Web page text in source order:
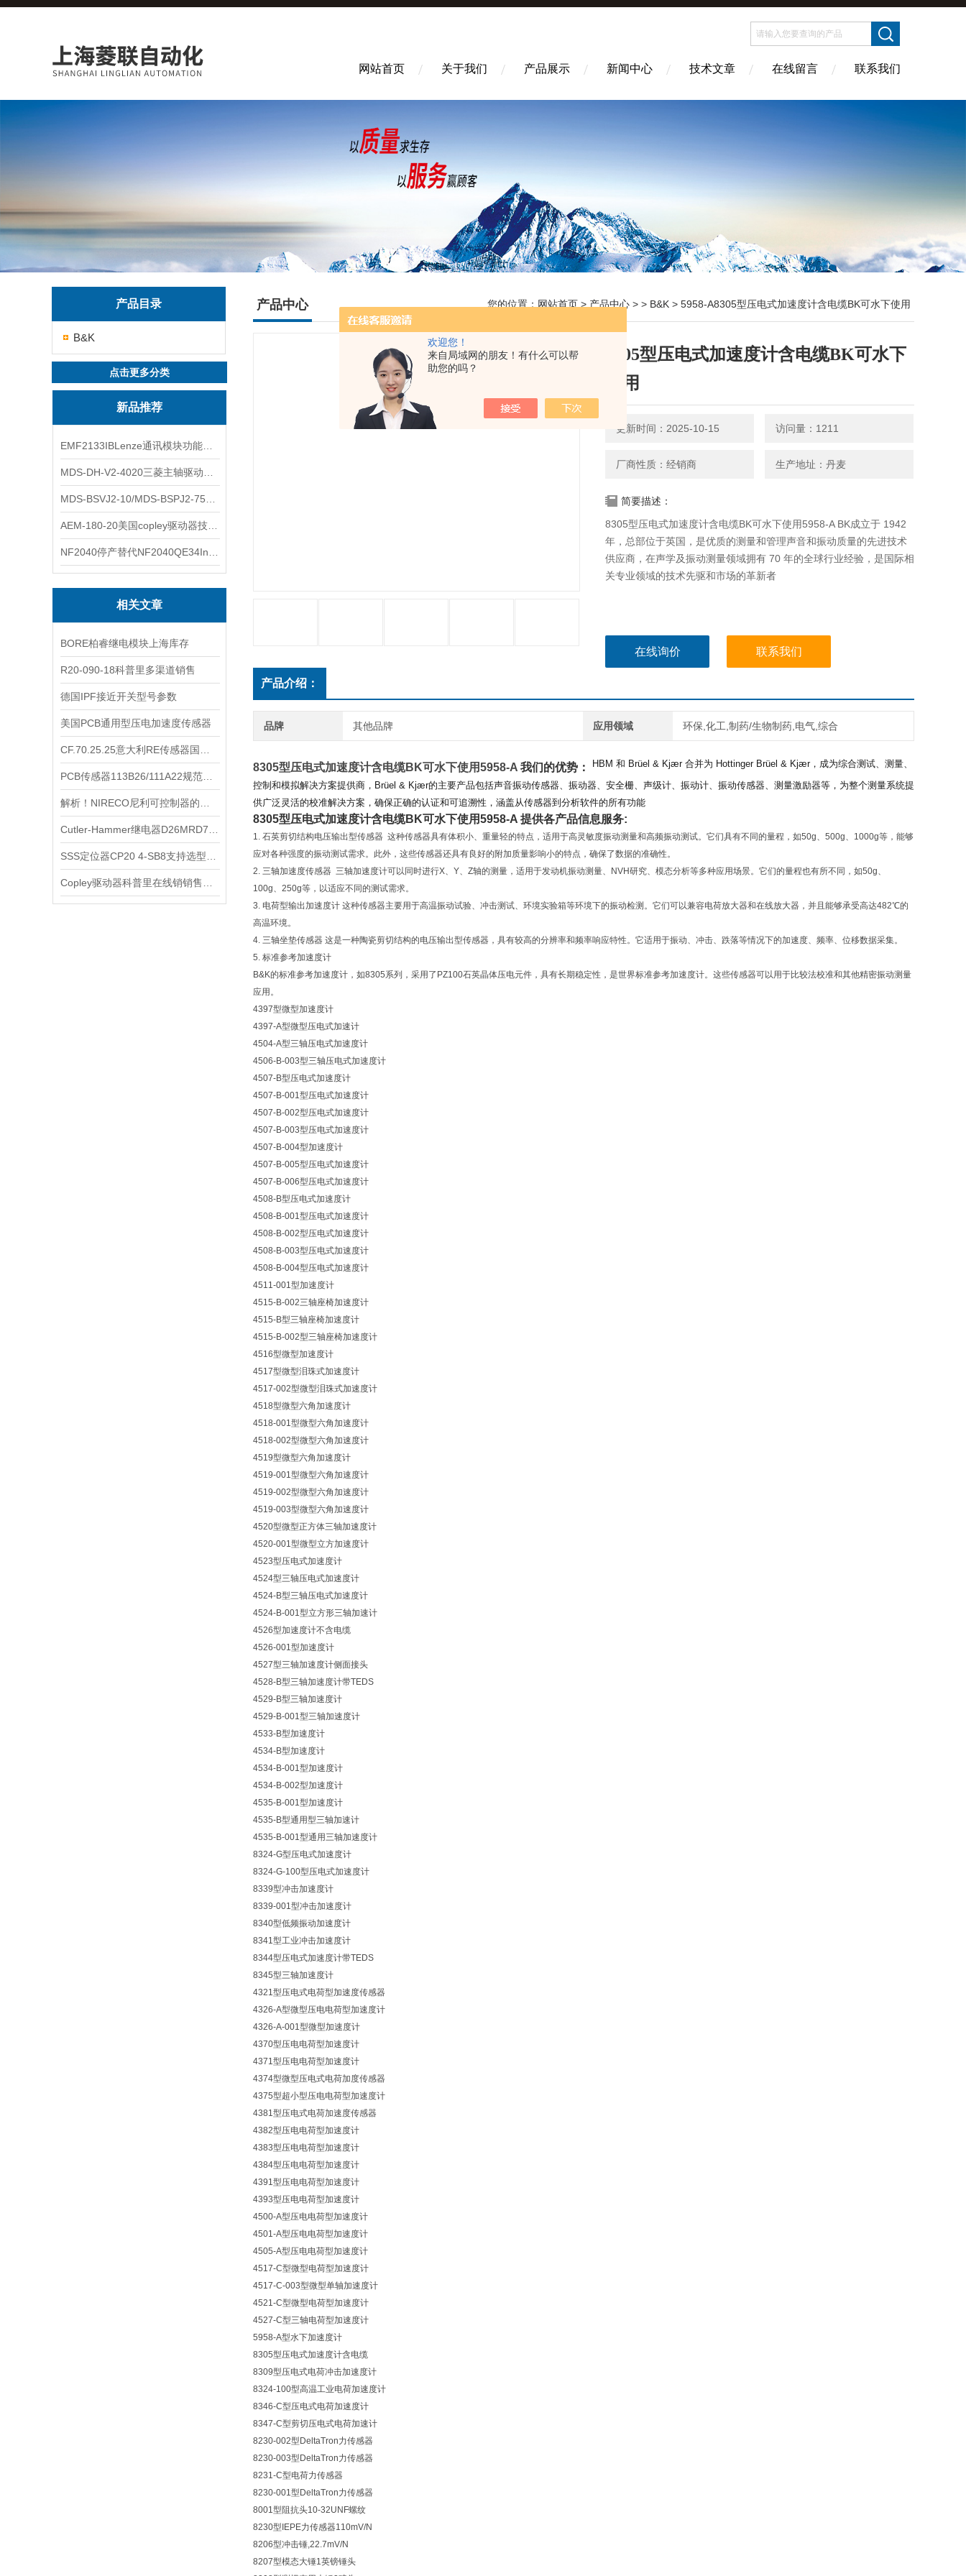
欢迎您！
来自局域网的朋友！有什么可以帮
助您的吗？
网站首页 关于我们 产品展示 新闻中心 技术文章 在线留言 联系我们
产品目录
B&K
点击更多分类
新品推荐
相关文章
BORE柏睿继电模块上海库存
R20-090-18科普里多渠道销售
德国IPF接近开关型号参数
美国PCB通用型压电加速度传感器
产品中心 您的位置： 网站首页 > 产品中心 > > B&K > 5958-A8305型压电式加速度计含电缆BK可水下使用
8305型压电式加速度计含电缆BK可水下
使用
更新时间：2025-10-15 访问量：1211
厂商性质：经销商 生产地址：丹麦
简要描述：
8305型压电式加速度计含电缆BK可水下使用5958-A BK成立于 1942
年，总部位于英国，是优质的测量和管理声音和振动质量的先进技术
供应商，在声学及振动测量领域拥有 70 年的全球行业经验，是国际相
关专业领域的技术先驱和市场的革新者
在线询价 联系我们
产品介绍：
品牌 其他品牌 应用领域 环保,化工,制药/生物制药,电气,综合
8305型压电式加速度计含电缆BK可水下使用5958-A 我们的优势： HBM 和 Brüel & Kjær 合并为 Hottinger Brüel & Kjær， 成为综合测试、测量、
控制和模拟解决方案提供商， Brüel & Kjær的主要产品包括声音振动传感器、振动器、安全栅、声级计、振动计、振动传感器、测量激励器等，为整个测量系统提
供广泛灵活的校准解决方案，确保正确的认证和可追溯性，涵盖从传感器到分析软件的所有功能
8305型压电式加速度计含电缆BK可水下使用5958-A 提供各产品信息服务:
1. 石英剪切结构电压输出型传感器 这种传感器具有体积小、重量轻的特点，适用于高灵敏度振动测量和高频振动测试。它们具有不同的量程，如50g、500g、1000g等，能够
应对各种强度的振动测试需求。此外，这些传感器还具有良好的附加质量影响小的特点，确保了数据的准确性。
2. 三轴加速度传感器 三轴加速度计可以同时进行X、Y、Z轴的测量，适用于发动机振动测量、NVH研究、模态分析等多种应用场景。它们的量程也有所不同，如50g、
100g、250g等，以适应不同的测试需求。
3. 电荷型输出加速度计 这种传感器主要用于高温振动试验、冲击测试、环境实验箱等环境下的振动检测。它们可以兼容电荷放大器和在线放大器，并且能够承受高达482℃的
高温环境。
4. 三轴坐垫传感器 这是一种陶瓷剪切结构的电压输出型传感器，具有较高的分辨率和频率响应特性。它适用于振动、冲击、跌落等情况下的加速度、频率、位移数据采集。
5. 标准参考加速度计
B&K的标准参考加速度计，如8305系列，采用了PZ100石英晶体压电元件，具有长期稳定性，是世界标准参考加速度计。这些传感器可以用于比较法校准和其他精密振动测量
应用。
4397型微型加速度计
4397-A型微型压电式加速计
4504-A型三轴压电式加速度计
4506-B-003型三轴压电式加速度计
4507-B型压电式加速度计
4507-B-001型压电式加速度计
4507-B-002型压电式加速度计
4507-B-003型压电式加速度计
4507-B-004型加速度计
4507-B-005型压电式加速度计
4507-B-006型压电式加速度计
4508-B型压电式加速度计
4508-B-001型压电式加速度计
4508-B-002型压电式加速度计
4508-B-003型压电式加速度计
4508-B-004型压电式加速度计
4511-001型加速度计
4515-B-002三轴座椅加速度计
4515-B型三轴座椅加速度计
4515-B-002型三轴座椅加速度计
4516型微型加速度计
4517型微型泪珠式加速度计
4517-002型微型泪珠式加速度计
4518型微型六角加速度计
4518-001型微型六角加速度计
4518-002型微型六角加速度计
4519型微型六角加速度计
4519-001型微型六角加速度计
4519-002型微型六角加速度计
4519-003型微型六角加速度计
4520型微型正方体三轴加速度计
4520-001型微型立方加速度计
4523型压电式加速度计
4524型三轴压电式加速度计
4524-B型三轴压电式加速度计
4524-B-001型立方形三轴加速计
4526型加速度计不含电缆
4526-001型加速度计
4527型三轴加速度计侧面接头
4528-B型三轴加速度计带TEDS
4529-B型三轴加速度计
4529-B-001型三轴加速度计
4533-B型加速度计
4534-B型加速度计
4534-B-001型加速度计
4534-B-002型加速度计
4535-B-001型加速度计
4535-B型通用型三轴加速计
4535-B-001型通用三轴加速度计
8324-G型压电式加速度计
8324-G-100型压电式加速度计
8339型冲击加速度计
8339-001型冲击加速度计
8340型低频振动加速度计
8341型工业冲击加速度计
8344型压电式加速度计带TEDS
8345型三轴加速度计
4321型压电式电荷型加速度传感器
4326-A型微型压电电荷型加速度计
4326-A-001型微型加速度计
4370型压电电荷型加速度计
4371型压电电荷型加速度计
4374型微型压电式电荷加度传感器
4375型超小型压电电荷型加速度计
4381型压电式电荷加速度传感器
4382型压电电荷型加速度计
4383型压电电荷型加速度计
4384型压电电荷型加速度计
4391型压电电荷型加速度计
4393型压电电荷型加速度计
4500-A型压电电荷型加速度计
4501-A型压电电荷型加速度计
4505-A型压电电荷型加速度计
4517-C型微型电荷型加速度计
4517-C-003型微型单轴加速度计
4521-C型微型电荷型加速度计
4527-C型三轴电荷型加速度计
5958-A型水下加速度计
8305型压电式加速度计含电缆
8309型压电式电荷冲击加速度计
8324-100型高温工业电荷加速度计
8346-C型压电式电荷加速度计
8347-C型剪切压电式电荷加速计
8230-002型DeltaTron力传感器
8230-003型DeltaTron力传感器
8231-C型电荷力传感器
8230-001型DeltaTron力传感器
8001型阻抗头10-32UNF螺纹
8230型IEPE力传感器110mV/N
8206型冲击锤,22.7mV/N
8207型模态大锤1英镑锤头